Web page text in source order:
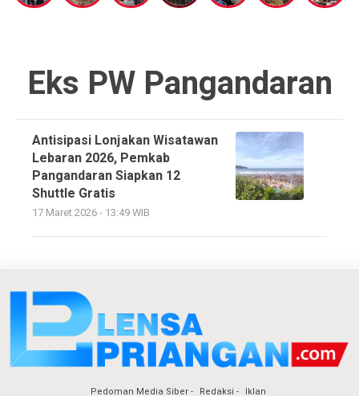
Eks PW Pangandaran
Antisipasi Lonjakan Wisatawan
Lebaran 2026, Pemkab
Pangandaran Siapkan 12
Shuttle Gratis
17 Maret 2026 - 13:49 WIB
Pedoman Media Siber Redaksi Iklan